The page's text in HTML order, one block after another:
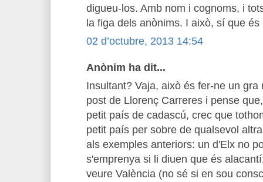
digueu-los. Amb nom i cognoms, i
la figa dels anònims. I això, sí que és
02 d’octubre, 2013 14:54
Anònim ha dit...
Insultant? Vaja, això és fer-ne un
post de Llorenç Carreres i pense
petit país de cadascú, crec que
petit país per sobre de qualsevol
als exemples anteriors: un d'Elx no
s'emprenya si li diuen que és
veure València (no sé si en sou